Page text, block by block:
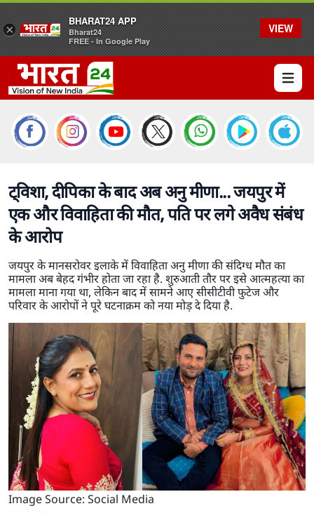
Open
ट्विशा, दीपिका के बाद अब अनु मीणा... जयपुर में
एक और विवाहिता की मौत, पति पर लगे अवैध संबंध
के आरोप
जयपुर के मानसरोवर इलाके में विवाहिता अनु मीणा की संदिग्ध मौत का
मामला अब बेहद गंभीर होता जा रहा है. शुरुआती तौर पर इसे आत्महत्या का
मामला माना गया था, लेकिन बाद में सामने आए सीसीटीवी फुटेज और
परिवार के आरोपों ने पूरे घटनाक्रम को नया मोड़ दे दिया है.
Image Source: Social Media
×
BHARAT24 APP
Bharat24
FREE - In Google Play
VIEW